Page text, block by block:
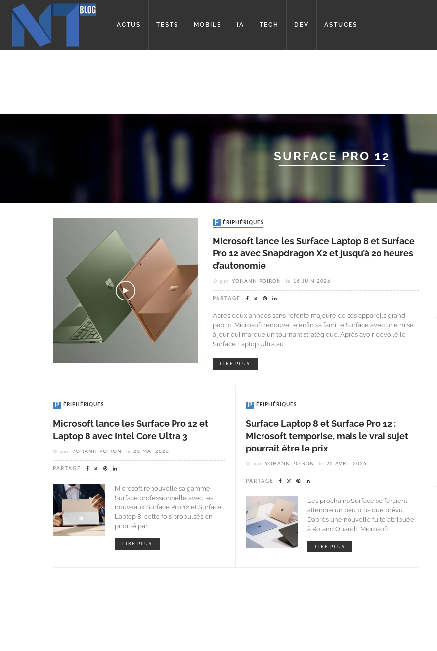
ACTUS TESTS MOBILE IA TECH DEV ASTUCES
SURFACE PRO 12
PÉRIPHÉRIQUES
Microsoft lance les Surface Laptop 8 et Surface
Pro 12 avec Snapdragon X2 et jusqu’à 20 heures
d’autonomie
par YOHANN POIRON le 16 JUIN 2026
PARTAGE
Après deux années sans refonte majeure de ses appareils grand
public, Microsoft renouvelle enfin sa famille Surface avec une mise
à jour qui marque un tournant stratégique. Après avoir dévoilé le
Surface Laptop Ultra au
LIRE PLUS
PÉRIPHÉRIQUES
Microsoft lance les Surface Pro 12 et
Laptop 8 avec Intel Core Ultra 3
par YOHANN POIRON le 20 MAI 2026
PARTAGE
Microsoft renouvelle sa gamme
Surface professionnelle avec les
nouveaux Surface Pro 12 et Surface
Laptop 8, cette fois propulsés en
priorité par
LIRE PLUS
PÉRIPHÉRIQUES
Surface Laptop 8 et Surface Pro 12 :
Microsoft temporise, mais le vrai sujet
pourrait être le prix
par YOHANN POIRON le 22 AVRIL 2026
PARTAGE
Les prochains Surface se feraient
attendre un peu plus que prévu.
D’après une nouvelle fuite attribuée
à Roland Quandt, Microsoft
LIRE PLUS